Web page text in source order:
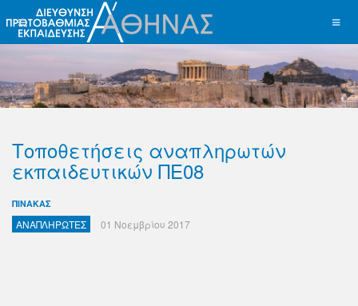
Τοποθετήσεις αναπληρωτών
εκπαιδευτικών ΠΕ08
ΠΙΝΑΚΑΣ
ΑΝΑΠΛΗΡΩΤΕΣ 01 Νοεμβρίου 2017